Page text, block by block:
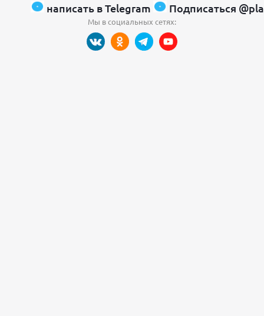
написать в Telegram Подписаться
Мы в социальных сетях: